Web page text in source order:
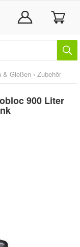
& Gießen › Zubehör
900 Liter